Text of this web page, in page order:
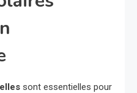
sont essentielles pour